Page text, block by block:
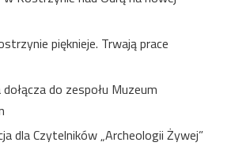
pięknieje. Trwają prace
do zespołu Muzeum
dla Czytelników „Archeologii Żywej”